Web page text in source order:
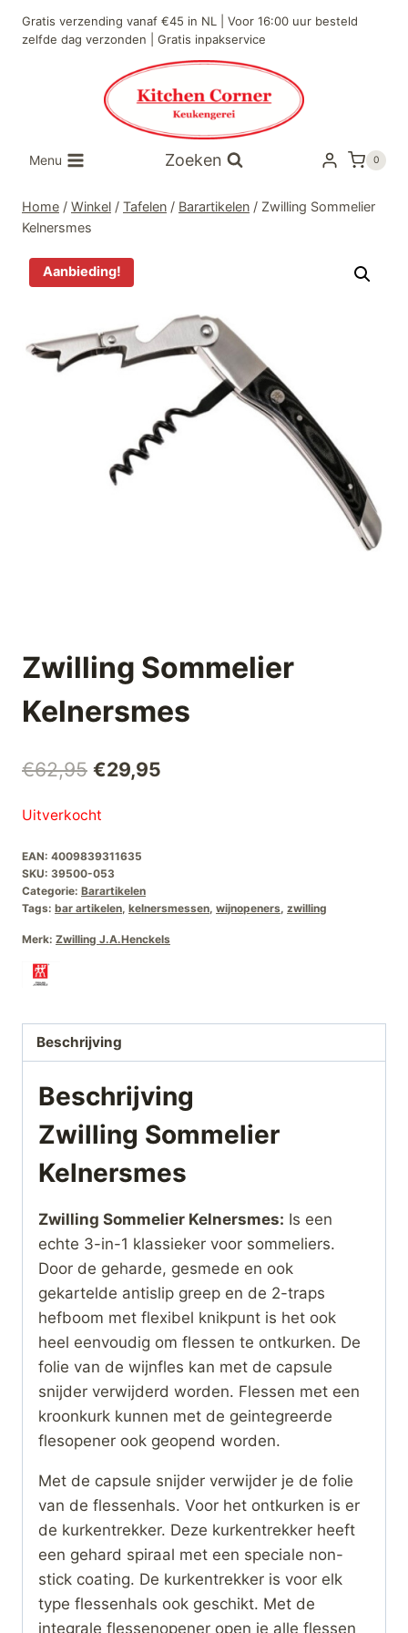
naar
Gratis verzending vanaf €45 in NL | Voor 16:00 uur besteld
zelfde dag verzonden | Gratis inpakservice
Menu Zoeken 0
Home / Winkel / Tafelen / Barartikelen / Zwilling Sommelier
Kelnersmes
Aanbieding!
Zwilling Sommelier
Kelnersmes
€62,95 Oorspronkelijke
€62,95.
€29,95
Uitverkocht
EAN: 4009839311635
SKU: 39500-053
Categorie: Barartikelen
Tags: bar artikelen, kelnersmessen, wijnopeners, zwilling
Merk: Zwilling J.A.Henckels
Beschrijving
Beschrijving
Zwilling Sommelier
Kelnersmes
Zwilling Sommelier Kelnersmes: Is een
echte 3-in-1 klassieker voor sommeliers.
Door de geharde, gesmede en ook
gekartelde antislip greep en de 2-traps
hefboom met flexibel knikpunt is het ook
heel eenvoudig om flessen te ontkurken. De
folie van de wijnfles kan met de capsule
snijder verwijderd worden. Flessen met een
kroonkurk kunnen met de geintegreerde
flesopener ook geopend worden.
Met de capsule snijder verwijder je de folie
van de flessenhals. Voor het ontkurken is er
de kurkentrekker. Deze kurkentrekker heeft
een gehard spiraal met een speciale non-
stick coating. De kurkentrekker is voor elk
type flessenhals ook geschikt. Met de
integrale flessenopener open je alle flessen